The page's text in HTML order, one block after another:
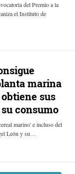
del Premio a la
el Instituto de
marina
sus
consumo
marino' e incluso del
León y su…